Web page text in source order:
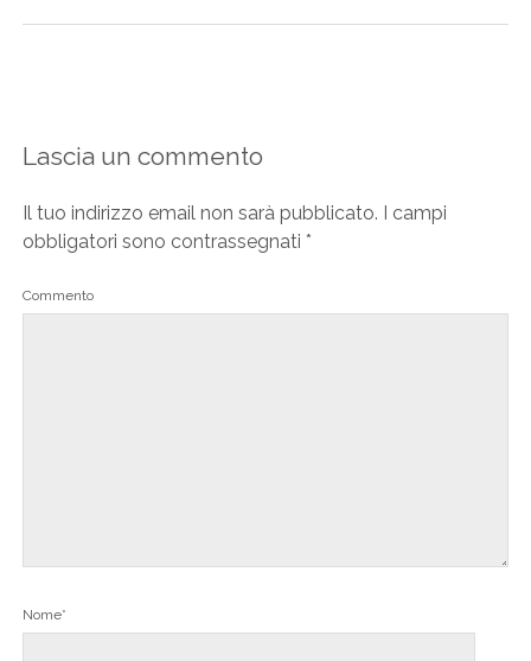
Lascia un commento
Il tuo indirizzo email non sarà pubblicato. I campi
obbligatori sono contrassegnati *
Commento
Nome*